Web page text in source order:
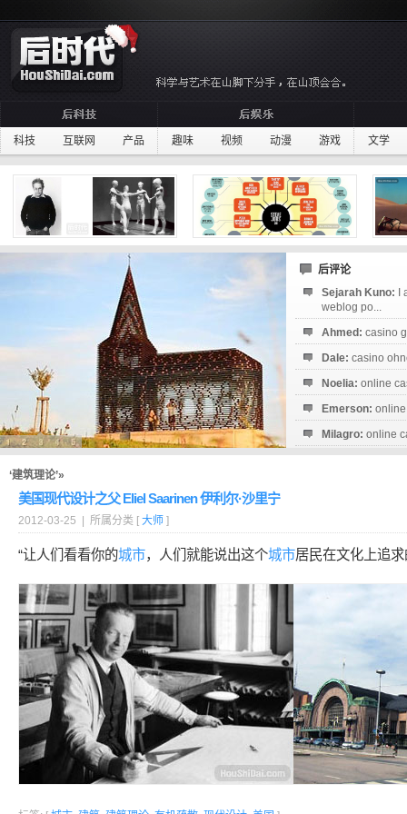
科技 互联网 产品 趣味 视频 动漫 游戏 文学
后评论
Sejarah Kuno:
weblog po...
Ahmed: casino
Dale: casino
Noelia: online
Emerson:
Milagro: online
‘建筑理论’»
美国现代设计之父 Eliel Saarinen 伊利尔·沙里宁
2012-03-25 | 所属分类 [ 大师 ]
“让人们看看你的城市，人们就能说出这个城市居民在文化上追求